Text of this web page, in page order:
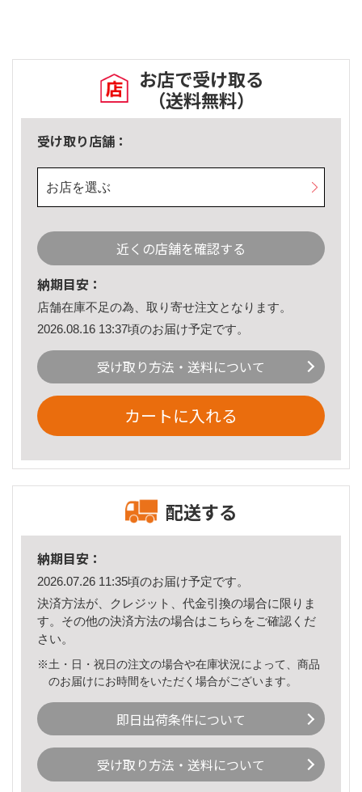
お店で受け取る
（送料無料）
受け取り店舗：
お店を選ぶ
近くの店舗を確認する
納期目安：
店舗在庫不足の為、取り寄せ注文となります。
2026.08.16 13:37頃のお届け予定です。
受け取り方法・送料について
カートに入れる
配送する
納期目安：
2026.07.26 11:35頃のお届け予定です。
決済方法が、クレジット、代金引換の場合に限りま
す。その他の決済方法の場合はこちら をご確認くだ
さい。
※土・日・祝日の注文の場合や在庫状況によって、商品
のお届けにお時間をいただく場合がございます。
即日出荷条件について
受け取り方法・送料について